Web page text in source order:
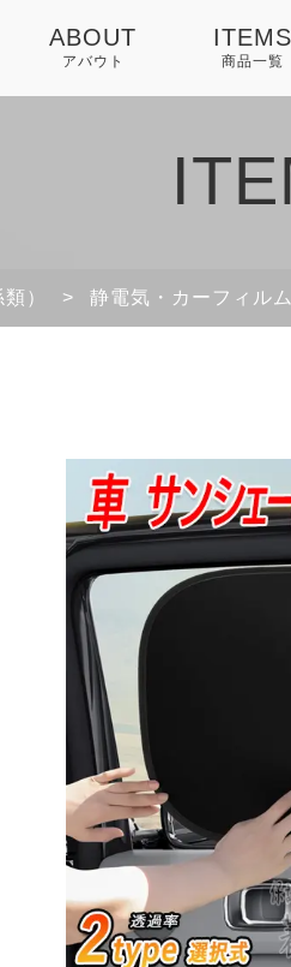
ABOUT
アバウト
ITEMS
商品一覧
） > 静電気・カーフィル